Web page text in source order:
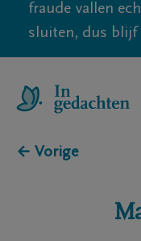
fraude vallen
sluiten, dus blijf
← Vorige